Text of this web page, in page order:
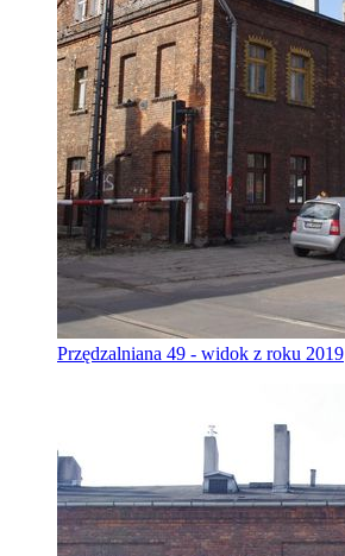
Przędzalniana 49 - widok z roku 2019